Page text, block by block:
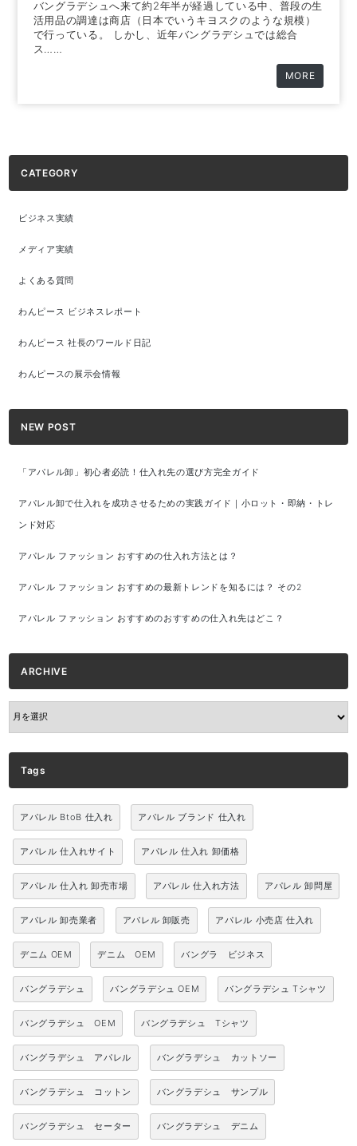
バングラデシュへ来て約2年半が経過している中、普段の生
活用品の調達は商店（日本でいうキヨスクのような規模）
で行っている。 しかし、近年バングラデシュでは総合
ス……
MORE
CATEGORY
ビジネス実績
メディア実績
よくある質問
わんピース ビジネスレポート
わんピース 社長のワールド日記
わんピースの展示会情報
NEW POST
「アパレル卸」初心者必読！仕入れ先の選び方完全ガイド
アパレル卸で仕入れを成功させるための実践ガイド｜小ロット・即納・トレ
ンド対応
アパレル ファッション おすすめの仕入れ方法とは？
アパレル ファッション おすすめの最新トレンドを知るには？ その2
アパレル ファッション おすすめのおすすめの仕入れ先はどこ？
ARCHIVE
ARCHIVE
Tags
アパレル BtoB 仕入れ アパレル ブランド 仕入れ
アパレル 仕入れサイト アパレル 仕入れ 卸価格
アパレル 仕入れ 卸売市場 アパレル 仕入れ方法 アパレル 卸問屋
アパレル 卸売業者 アパレル 卸販売 アパレル 小売店 仕入れ
デニム OEM デニム OEM バングラ ビジネス
バングラデシュ バングラデシュ OEM バングラデシュ Tシャツ
バングラデシュ OEM バングラデシュ Tシャツ
バングラデシュ アパレル バングラデシュ カットソー
バングラデシュ コットン バングラデシュ サンプル
バングラデシュ セーター バングラデシュ デニム